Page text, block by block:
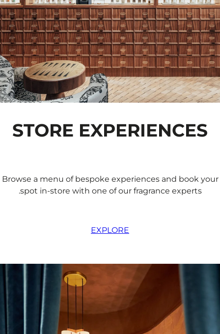
STORE EXPERIENCES
Browse a menu of bespoke experiences and book your
spot in-store with one of our fragrance experts.
EXPLORE